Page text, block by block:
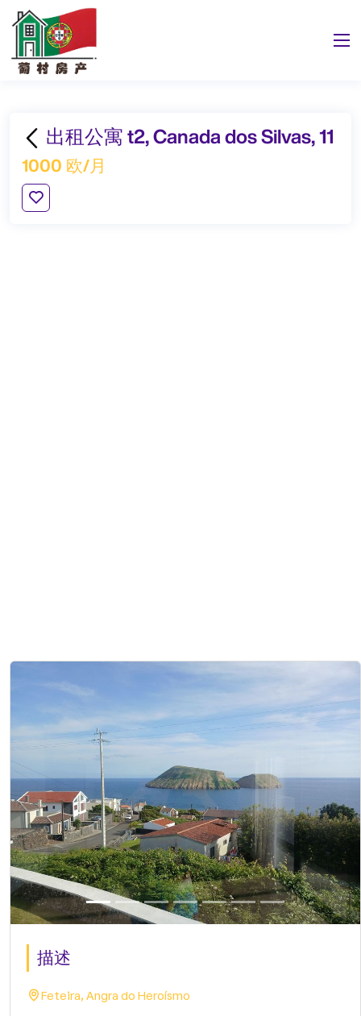
出租公寓 t2, Canada dos Silvas, 11
1000 欧/月
描述
Feteira, Angra do Heroísmo